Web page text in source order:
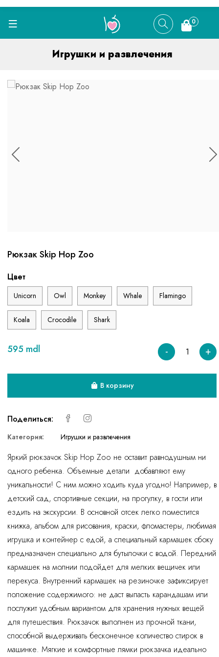
0
Игрушки и развлечения
Рюкзак Skip Hop Zoo
Цвет
Unicorn Owl Monkey Whale Flamingo
Koala Crocodile Shark
595 mdl - +
В корзину
Поделиться:
Категория: Игрушки и развлечения
Яркий рюкзачок Skip Hop Zoo не оставит равнодушным ни
одного ребенка. Объемные детали добавляют ему
уникальности! С ним можно ходить куда угодно! Например, в
детский сад, спортивные секции, на прогулку, в гости или
ездить на экскурсии. В основной отсек легко поместится
книжка, альбом для рисования, краски, фломастеры, любимая
игрушка и контейнер с едой, а специальный кармашек сбоку
предназначен специально для бутылочки с водой. Передний
кармашек на молнии подойдет для мелких вещичек или
перекуса. Внутренний кармашек на резиночке зафиксирует
положение содержимого: не даст выпасть карандашам или
послужит удобным вариантом для хранения нужных вещей
для путешествия. Рюкзачок выполнен из прочной ткани,
способной выдерживать бесконечное количество стирок в
машинке. Мягкие и комфортные лямки рюкзачка идеально